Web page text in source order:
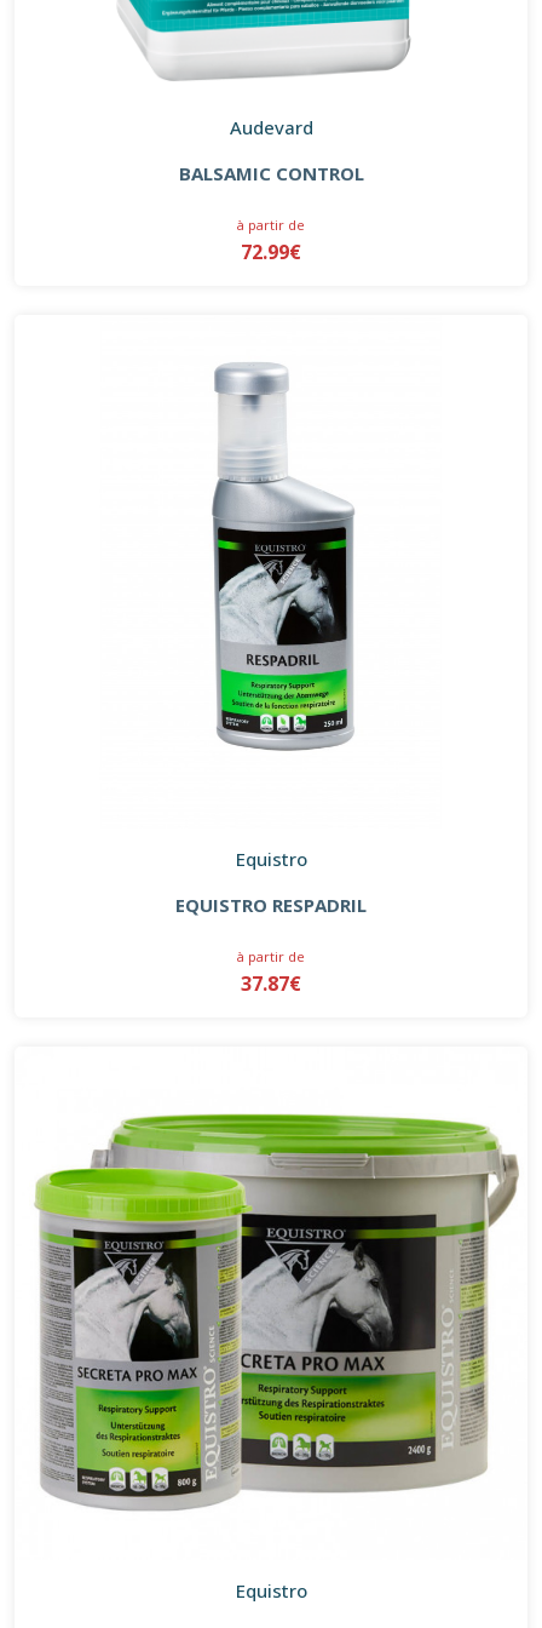
Audevard
BALSAMIC CONTROL
à partir de
72.99€
Equistro
EQUISTRO RESPADRIL
à partir de
37.87€
Equistro